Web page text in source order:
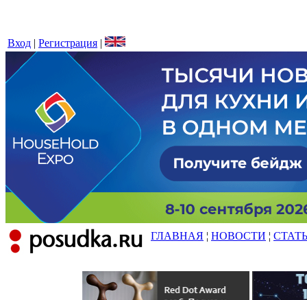
Вход | Регистрация |
ГЛАВНАЯ ¦ НОВОСТИ ¦